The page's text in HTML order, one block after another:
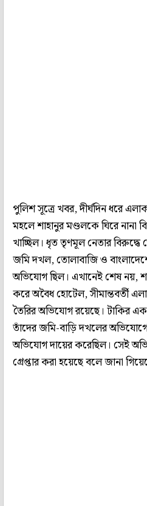
পুলিশ সূত্রে খবর, দীর্ঘদিন ধরে
মহলে শাহানুর মণ্ডলকে ঘিরে
খাচ্ছিল। ধৃত তৃণমূল নেতার
জমি দখল, তোলাবাজি ও
অভিযোগ ছিল। এখানেই শেষ নয়,
করে অবৈধ হোটেল, সীমান্তবর্তী
তৈরির অভিযোগ রয়েছে। টাকির
তাঁদের জমি-বাড়ি দখলের
অভিযোগ দায়ের করেছিল। সেই
গ্রেপ্তার করা হয়েছে বলে জানা